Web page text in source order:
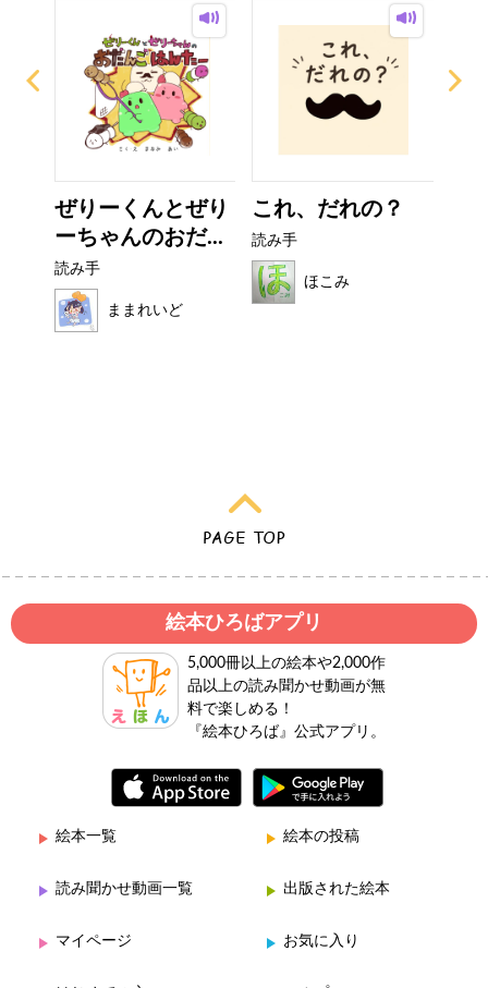
ぜりーくんとぜり
ーちゃんのおだ...
読み手
ままれいど
これ、だれの？
読み手
ほこみ
絵本ひろばアプリ
5,000冊以上の絵本や2,000作
品以上の読み聞かせ動画が無
料で楽しめる！
『絵本ひろば』公式アプリ。
絵本一覧 絵本の投稿
読み聞かせ動画一覧 出版された絵本
マイページ お気に入り